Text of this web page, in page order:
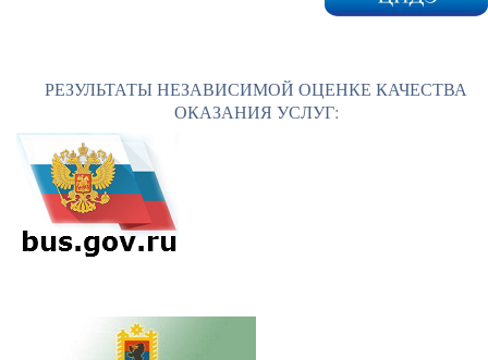
РЕЗУЛЬТАТЫ НЕЗАВИСИМОЙ ОЦЕНКЕ КАЧЕСТВА
ОКАЗАНИЯ УСЛУГ: